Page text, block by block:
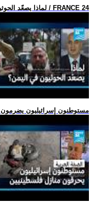
.. لماذا يصعّد الحوثيون في اليمن؟ • فرانس 24 / FRANCE 24
.. مستوطنون إسرائيليون